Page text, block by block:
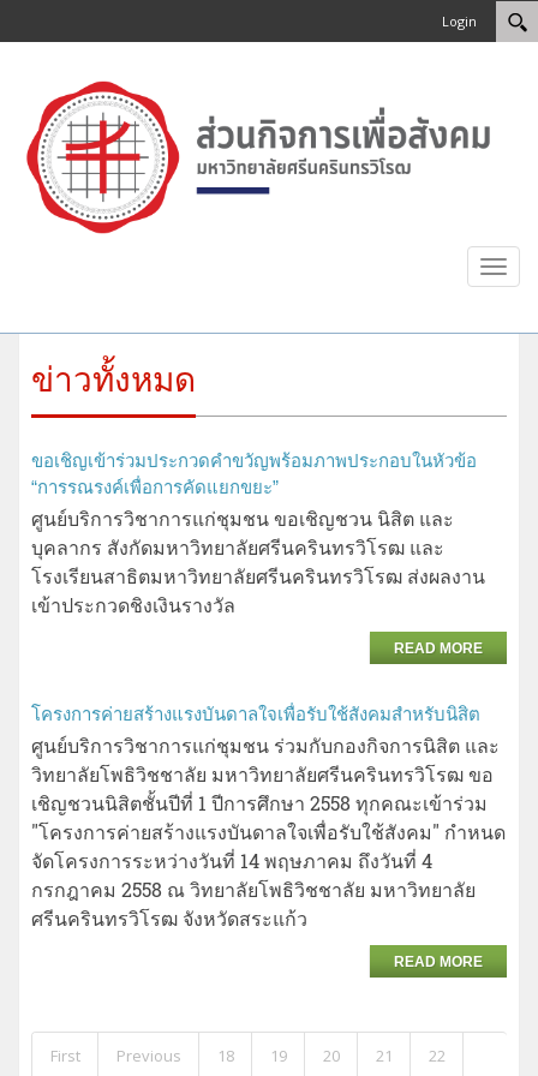
Login
ข่าวทั้งหมด
ขอเชิญเข้าร่วมประกวดคำขวัญพร้อมภาพประกอบในหัวข้อ
“การรณรงค์เพื่อการคัดแยกขยะ”
ศูนย์บริการวิชาการแก่ชุมชน ขอเชิญชวน นิสิต และ
บุคลากร สังกัดมหาวิทยาลัยศรีนครินทรวิโรฒ และ
โรงเรียนสาธิตมหาวิทยาลัยศรีนครินทรวิโรฒ ส่งผลงาน
เข้าประกวดชิงเงินรางวัล
READ MORE
โครงการค่ายสร้างแรงบันดาลใจเพื่อรับใช้สังคมสำหรับนิสิต
ศูนย์บริการวิชาการแก่ชุมชน ร่วมกับกองกิจการนิสิต และ
วิทยาลัยโพธิวิชชาลัย มหาวิทยาลัยศรีนครินทรวิโรฒ ขอ
เชิญชวนนิสิตชั้นปีที่ 1 ปีการศึกษา 2558 ทุกคณะเข้าร่วม
"โครงการค่ายสร้างแรงบันดาลใจเพื่อรับใช้สังคม" กำหนด
จัดโครงการระหว่างวันที่ 14 พฤษภาคม ถึงวันที่ 4
กรกฎาคม 2558 ณ วิทยาลัยโพธิวิชชาลัย มหาวิทยาลัย
ศรีนครินทรวิโรฒ จังหวัดสระแก้ว
READ MORE
First Previous 18 19 20 21 22